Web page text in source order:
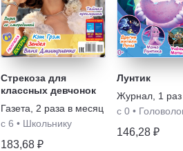
Стрекоза для
классных девчонок
Газета
2 раза в месяц
с 6 • Школьнику
183,68 ₽
Лунтик
Журнал 1
с 0 •
146,28 ₽